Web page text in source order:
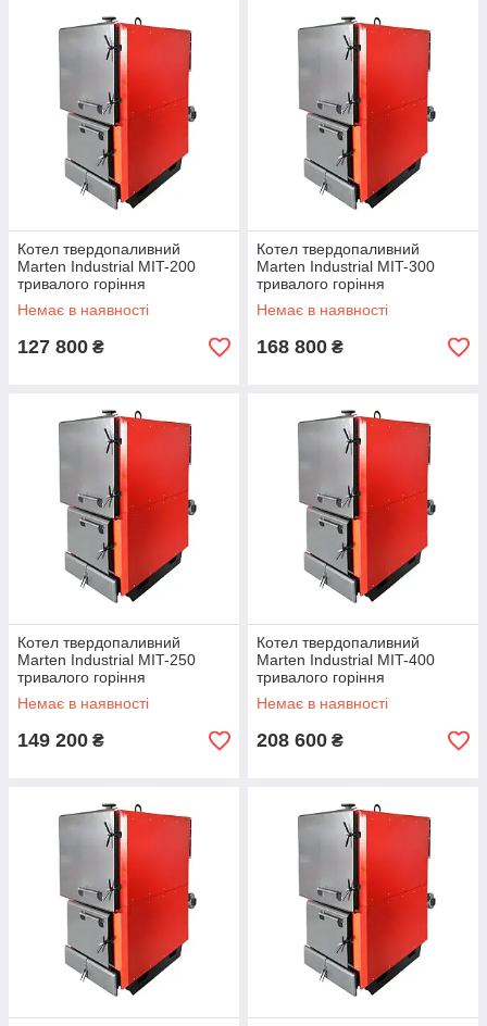
Котел твердопаливний
Marten Industrial MIT-200
тривалого горіння
Немає в наявності
127 800 ₴
Котел твердопаливний
Marten Industrial MIT-300
тривалого горіння
Немає в наявності
168 800 ₴
Котел твердопаливний
Marten Industrial MIT-250
тривалого горіння
Немає в наявності
149 200 ₴
Котел твердопаливний
Marten Industrial MIT-400
тривалого горіння
Немає в наявності
208 600 ₴